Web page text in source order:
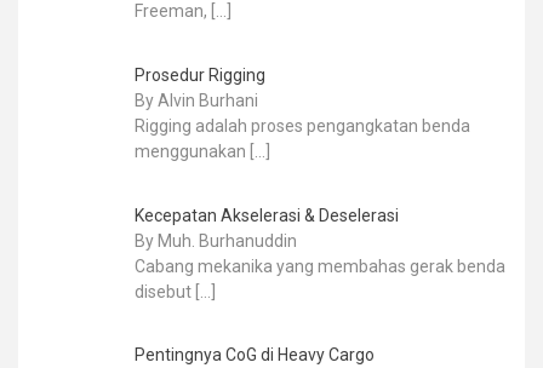
Freeman, […]
Prosedur Rigging
By Alvin Burhani
Rigging adalah proses pengangkatan benda
menggunakan
Kecepatan Akselerasi & Deselerasi
By Muh. Burhanuddin
Cabang mekanika yang membahas gerak benda
disebut
Pentingnya CoG di Heavy Cargo